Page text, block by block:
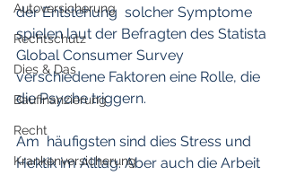
Autoversicherung
Rechtschutz
Dies & Das
Baufinanzierung
Recht
Krankenversicherung
der Entstehung  solcher Symptome
spielen laut der Befragten des Statista
Global Consumer Survey
verschiedene Faktoren eine Rolle, die
die Psyche triggern.
Am  häufigsten sind dies Stress und
Hektik im Alltag. Aber auch die Arbeit